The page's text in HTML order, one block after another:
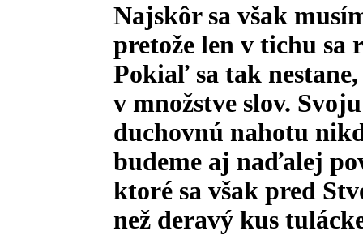
Najskôr sa však
pretože len v tichu sa
Pokiaľ sa tak
v množstve slov.
duchovnú nahotu
budeme aj naďalej
ktoré sa však pred
než deravý kus